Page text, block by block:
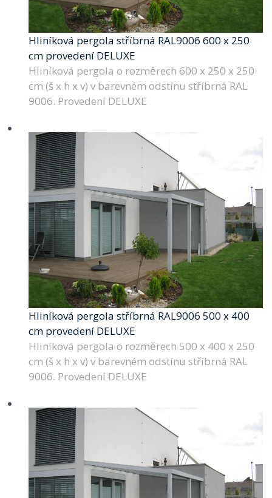
Hliníková pergola stříbrná RAL9006 600 x 250
cm provedení DELUXE
Hliníková pergola o rozměrech 600 x 250 x 250
cm (š x h x v) v barevném odstínu stříbrná RAL
9006. Provedení DELUXE
Hliníková pergola stříbrná RAL9006 500 x 400
cm provedení DELUXE
Hliníková pergola o rozměrech 500 x 400 x 250
cm (š x h x v) v barevném odstínu stříbrná RAL
9006. Provedení DELUXE